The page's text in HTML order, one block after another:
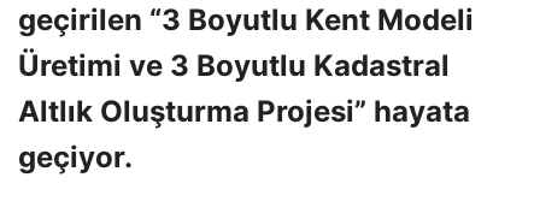
geçirilen “3 Boyutlu Kent Modeli
Üretimi ve 3 Boyutlu Kadastral
Altlık Oluşturma Projesi” hayata
geçiyor.